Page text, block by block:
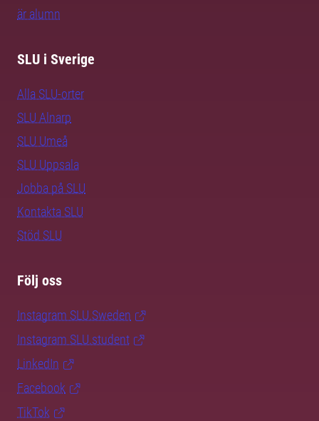
är alumn
SLU i Sverige
Alla SLU-orter
SLU Alnarp
SLU Umeå
SLU Uppsala
Jobba på SLU
Kontakta SLU
Stöd SLU
Följ oss
Instagram SLU.Sweden
Instagram SLU.student
LinkedIn
Facebook
TikTok